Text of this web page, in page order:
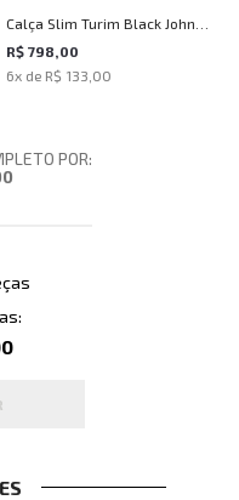
Calça Slim Turim Black John
John Masculina
R$ 798,00
6x de R$ 133,00
POR: